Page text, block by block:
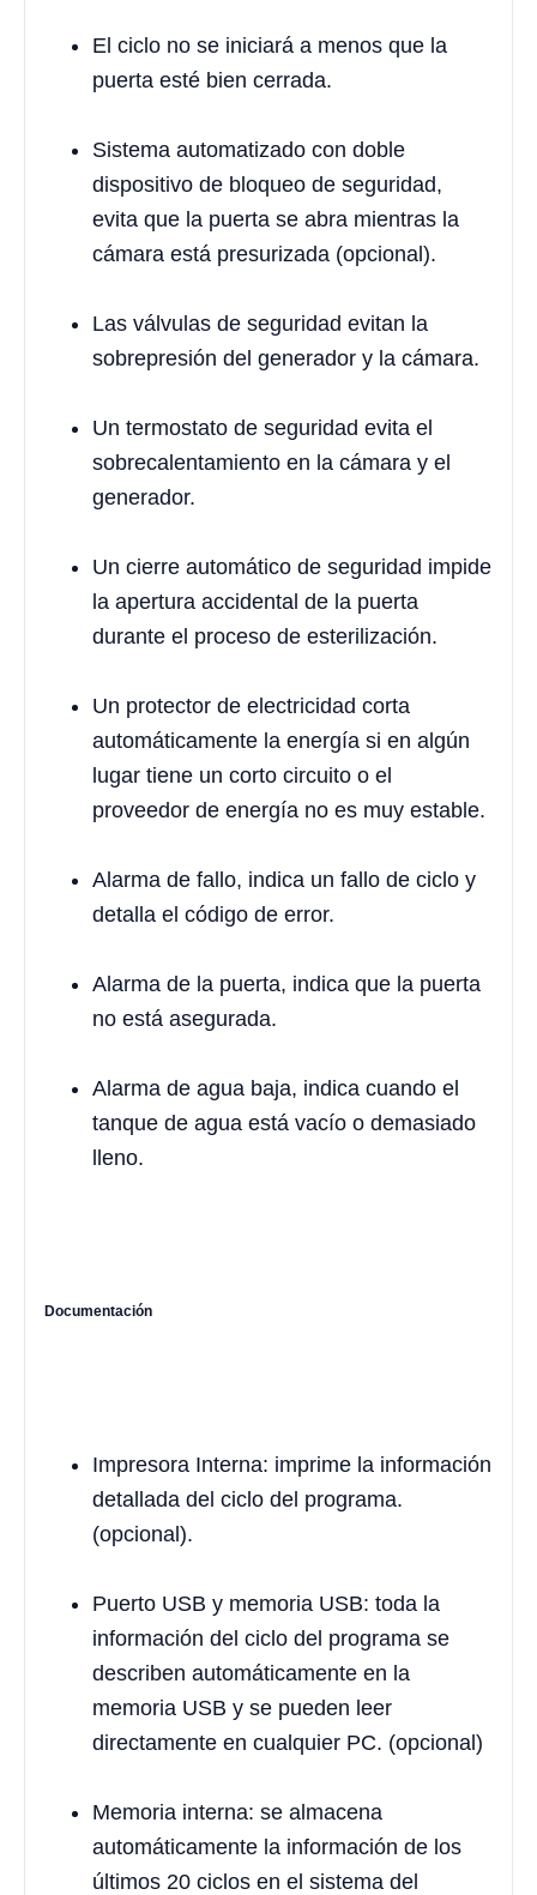
El ciclo no se iniciará a menos que la
puerta esté bien cerrada.
Sistema automatizado con doble
dispositivo de bloqueo de seguridad,
evita que la puerta se abra mientras la
cámara está presurizada (opcional).
Las válvulas de seguridad evitan la
sobrepresión del generador y la cámara.
Un termostato de seguridad evita el
sobrecalentamiento en la cámara y el
generador.
Un cierre automático de seguridad impide
la apertura accidental de la puerta
durante el proceso de esterilización.
Un protector de electricidad corta
automáticamente la energía si en algún
lugar tiene un corto circuito o el
proveedor de energía no es muy estable.
Alarma de fallo, indica un fallo de ciclo y
detalla el código de error.
Alarma de la puerta, indica que la puerta
no está asegurada.
Alarma de agua baja, indica cuando el
tanque de agua está vacío o demasiado
lleno.
Documentación
Impresora Interna: imprime la información
detallada del ciclo del programa.
(opcional).
Puerto USB y memoria USB: toda la
información del ciclo del programa se
describen automáticamente en la
memoria USB y se pueden leer
directamente en cualquier PC. (opcional)
Memoria interna: se almacena
automáticamente la información de los
últimos 20 ciclos en el sistema del